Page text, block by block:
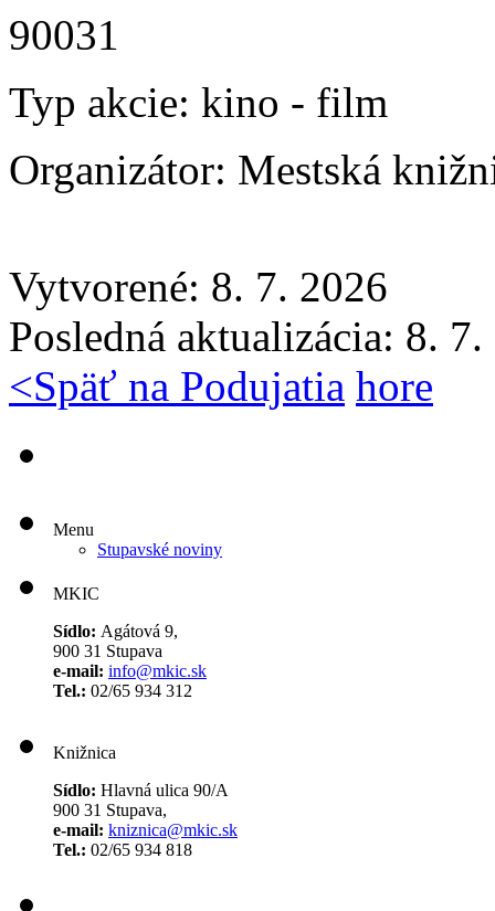
90031
Typ akcie: kino - film
Organizátor: Mestská
Vytvorené: 8. 7. 2026
Posledná aktualizácia: 8.
<Späť na Podujatia hore
Menu
Stupavské noviny
MKIC
Sídlo: Agátová 9,
900 31 Stupava
e-mail: info@mkic.sk
Tel.: 02/65 934 312
Knižnica
Sídlo: Hlavná ulica 90/A
900 31 Stupava,
e-mail: kniznica@mkic.sk
Tel.: 02/65 934 818